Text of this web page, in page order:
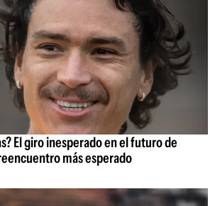
El giro inesperado en el futuro de
más esperado